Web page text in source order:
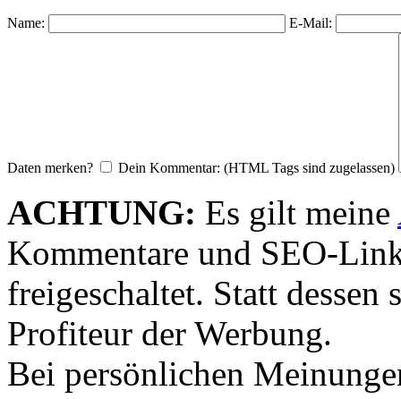
Name: E-Mail:
Daten merken? Dein Kommentar: (HTML Tags sind zugelassen)
ACHTUNG: Es gilt meine
Kommentare und SEO-
freigeschaltet. Statt dessen
Profiteur der Werbung.
Bei persönlichen